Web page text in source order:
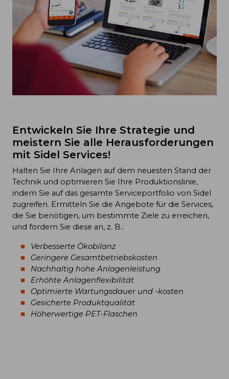
Entwickeln Sie Ihre Strategie und
meistern Sie alle Herausforderungen
mit Sidel Services!
Halten Sie Ihre Anlagen auf dem neuesten Stand der
Technik und optimieren Sie Ihre Produktionslinie,
indem Sie auf das gesamte Serviceportfolio von Sidel
zugreifen. Ermitteln Sie die Angebote für die Services,
die Sie benötigen, um bestimmte Ziele zu erreichen,
und fordern Sie diese an, z. B.:
Verbesserte Ökobilanz
Geringere Gesamtbetriebskosten
Nachhaltig hohe Anlagenleistung
Erhöhte Anlagenflexibilität
Optimierte Wartungsdauer und -kosten
Gesicherte Produktqualität
Höherwertige PET-Flaschen